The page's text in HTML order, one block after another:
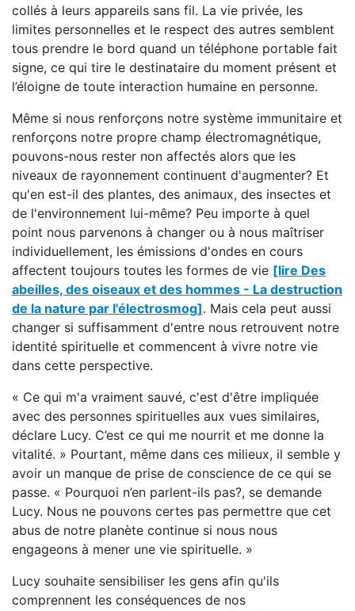
collés à leurs appareils sans fil. La vie privée, les
limites personnelles et le respect des autres semblent
tous prendre le bord quand un téléphone portable fait
signe, ce qui tire le destinataire du moment présent et
l’éloigne de toute interaction humaine en personne.
Même si nous renforçons notre système immunitaire et
renforçons notre propre champ électromagnétique,
pouvons-nous rester non affectés alors que les
niveaux de rayonnement continuent d'augmenter? Et
qu'en est-il des plantes, des animaux, des insectes et
de l'environnement lui-même? Peu importe à quel
point nous parvenons à changer ou à nous maîtriser
individuellement, les émissions d'ondes en cours
affectent toujours toutes les formes de vie [lire Des
abeilles, des oiseaux et des hommes - La destruction
de la nature par l'électrosmog]. Mais cela peut aussi
changer si suffisamment d'entre nous retrouvent notre
identité spirituelle et commencent à vivre notre vie
dans cette perspective.
« Ce qui m'a vraiment sauvé, c'est d'être impliquée
avec des personnes spirituelles aux vues similaires,
déclare Lucy. C’est ce qui me nourrit et me donne la
vitalité. » Pourtant, même dans ces milieux, il semble y
avoir un manque de prise de conscience de ce qui se
passe. « Pourquoi n’en parlent-ils pas?, se demande
Lucy. Nous ne pouvons certes pas permettre que cet
abus de notre planète continue si nous nous
engageons à mener une vie spirituelle. »
Lucy souhaite sensibiliser les gens afin qu'ils
comprennent les conséquences de nos